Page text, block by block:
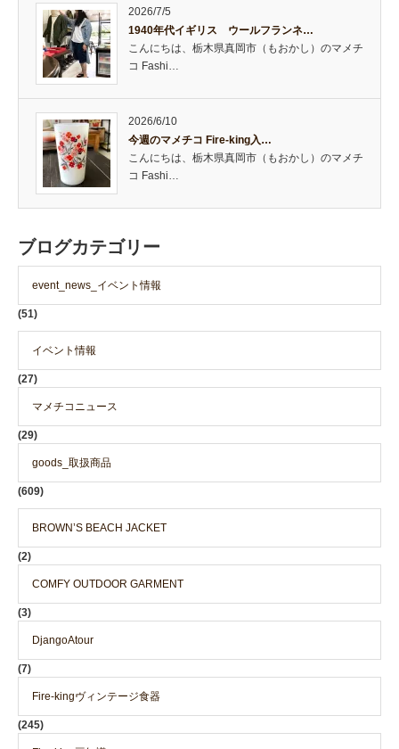
2026/7/5
1940年代イギリス ウールフランネ…
こんにちは、栃木県真岡市（もおかし）のマメチ
コ Fashi…
2026/6/10
今週のマメチコ Fire-king入…
こんにちは、栃木県真岡市（もおかし）のマメチ
コ Fashi…
ブログカテゴリー
event_news_イベント情報
(51)
イベント情報
(27)
マメチコニュース
(29)
goods_取扱商品
(609)
BROWN’S BEACH JACKET
(2)
COMFY OUTDOOR GARMENT
(3)
DjangoAtour
(7)
Fire-kingヴィンテージ食器
(245)